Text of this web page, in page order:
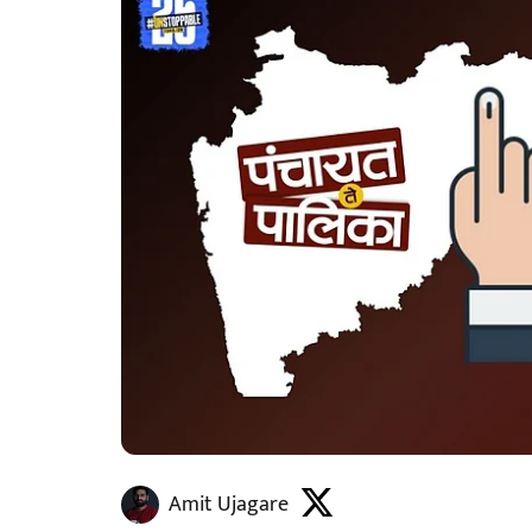
Amit Ujagare